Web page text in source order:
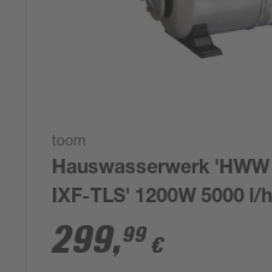
toom
Hauswasserwerk 'HWW
IXF-TLS' 1200W 5000 l/h
299,99 €